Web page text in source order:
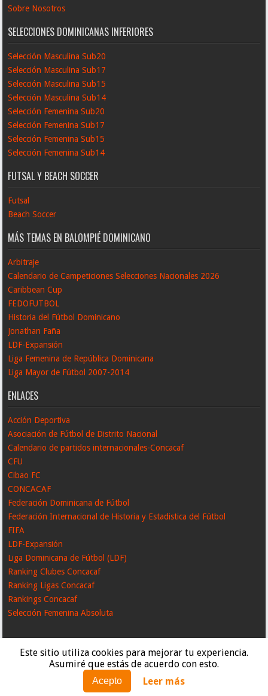
Este sitio utiliza cookies para mejorar tu experiencia.
Asumiré que estás de acuerdo con esto.
Acepto Leer más
Sobre Nosotros
SELECCIONES DOMINICANAS INFERIORES
Selección Masculina Sub20
Selección Masculina Sub17
Selección Masculina Sub15
Selección Masculina Sub14
Selección Femenina Sub20
Selección Femenina Sub17
Selección Femenina Sub15
Selección Femenina Sub14
FUTSAL Y BEACH SOCCER
Futsal
Beach Soccer
MÁS TEMAS EN BALOMPIÉ DOMINICANO
Arbitraje
Calendario de Campeticiones Selecciones Nacionales 2026
Caribbean Cup
FEDOFUTBOL
Historia del Fútbol Dominicano
Jonathan Faña
LDF-Expansión
Liga Femenina de República Dominicana
Liga Mayor de Fútbol 2007-2014
ENLACES
Acción Deportiva
Asociación de Fútbol de Distrito Nacional
Calendario de partidos internacionales-Concacaf
CFU
Cibao FC
CONCACAF
Federación Dominicana de Fútbol
Federación Internacional de Historia y Estadistica del Fútbol
FIFA
LDF-Expansión
Liga Dominicana de Fútbol (LDF)
Ranking Clubes Concacaf
Ranking Ligas Concacaf
Rankings Concacaf
Selección Femenina Absoluta
SoraTemplates | Distributed ByGooyaabiTemplates